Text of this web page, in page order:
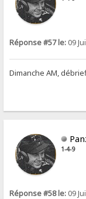
Réponse #57 le: 09
Dimanche AM,
1-4-9
Réponse #58 le: 09